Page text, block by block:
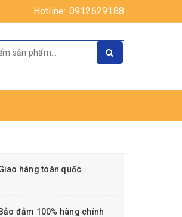
Hotline: 0912629188
hàng toàn quốc
Bảo đảm 100% hàng chính